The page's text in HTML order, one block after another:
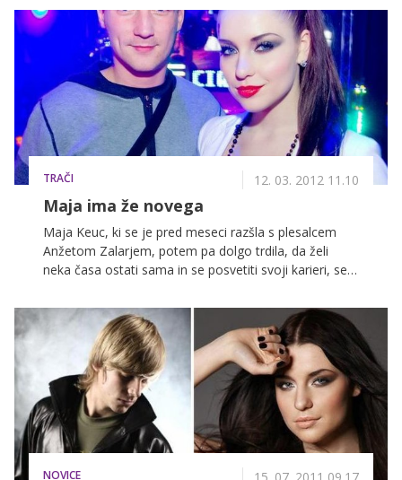
na zabavi po izboru za slovensko pesem Evrovizije,
kjer sta delovala kot dva zaljubljenca. A ni čisto tako.
Maja nam je zagotovila, da sta z Miho le prijatelja ter
da je še vedno samska, saj se trenutno posveča
predvsem svoji glasbi. Sicer pa jo moti, da jo mediji
povezujejo prav z vsakim moškim, ki se giblje v njeni
bližini ...
TRAČI 12. 03. 2012 11.10
Maja ima že novega
Maja Keuc, ki se je pred meseci razšla s plesalcem
Anžetom Zalarjem, potem pa dolgo trdila, da želi
neka časa ostati sama in se posvetiti svoji karieri, se
pesem Evrovizije sumljivo stiskala k radijskemu
moderatorju Mihi Orešniku. Parček se ves večer ni
ločil drug od drugega, očividci pa trdijo, da sta bila
nedvomno videti kot par!
NOVICE 15. 07. 2011 09.17